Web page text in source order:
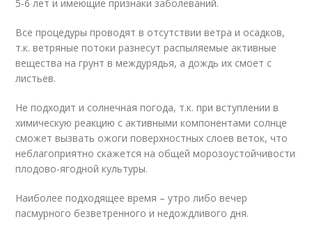
5-6 лет и имеющие признаки заболеваний.
Все процедуры проводят в отсутствии ветра и осадков,
т.к. ветряные потоки разнесут распыляемые активные
вещества на грунт в междурядья, а дождь их смоет с
листьев.
Не подходит и солнечная погода, т.к. при вступлении в
химическую реакцию с активными компонентами солнце
сможет вызвать ожоги поверхностных слоев веток, что
неблагоприятно скажется на общей морозоустойчивости
плодово-ягодной культуры.
Наиболее подходящее время – утро либо вечер
пасмурного безветренного и недождливого дня.